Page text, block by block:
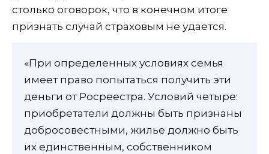
столько оговорок, что в конечном итоге
признать случай страховым не удается.
«При определенных условиях семья
имеет право попытаться получить эти
деньги от Росреестра. Условий четыре:
приобретатели должны быть признаны
добросовестными, жилье должно быть
их единственным, собственником